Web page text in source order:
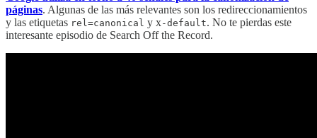
páginas. Algunas de las más relevantes son los redireccionamientos
y las etiquetas rel=canonical y x-default. No te pierdas este
interesante episodio de Search Off the Record.